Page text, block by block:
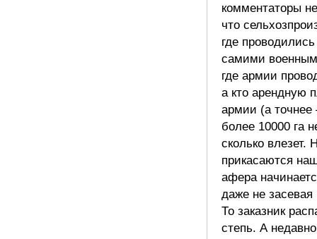
комментаторы
что
где
самими
где армии
а кто арендную
армии (а
более 10000 га
сколько влезет.
прикасаются
афера
даже не
То заказник
степь. А